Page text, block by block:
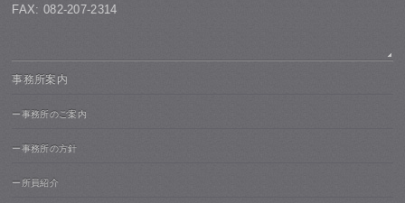
FAX: 082-207-2314
事務所案内
ー事務所のご案内
ー事務所の方針
ー所員紹介